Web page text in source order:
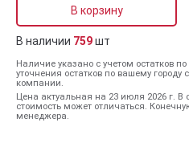
В корзину
В наличии 759шт
Наличие указано с учетом остатков
уточнения остатков по вашему
компании.
Цена актуальная на 23 июля 2026 г. В
стоимость может отличаться.
менеджера.